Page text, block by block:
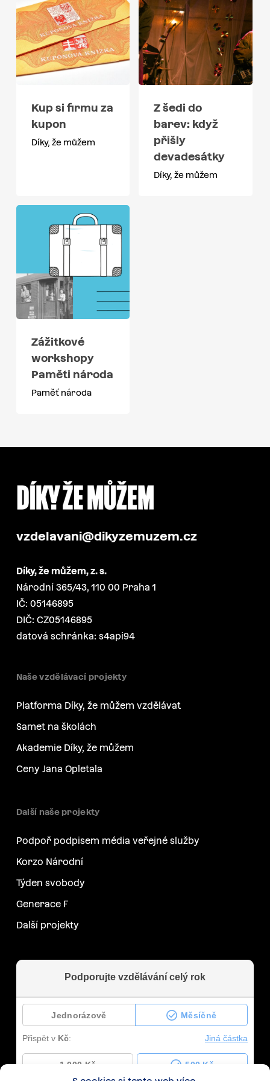
Kup si firmu za
kupon
Díky, že můžem
Z šedi do
barev: když
přišly
devadesátky
Díky, že můžem
Zážitkové
workshopy
Paměti národa
Paměť národa
vzdelavani@dikyzemuzem.cz
Díky, že můžem, z. s.
Národní 365/43, 110 00 Praha 1
IČ: 05146895
DIČ: CZ05146895
datová schránka: s4api94
Naše vzdělávací projekty
Platforma Díky, že můžem vzdělávat
Samet na školách
Akademie Díky, že můžem
Ceny Jana Opletala
Další naše projekty
Podpoř podpisem média veřejné služby
Korzo Národní
Týden svobody
Generace F
Další projekty